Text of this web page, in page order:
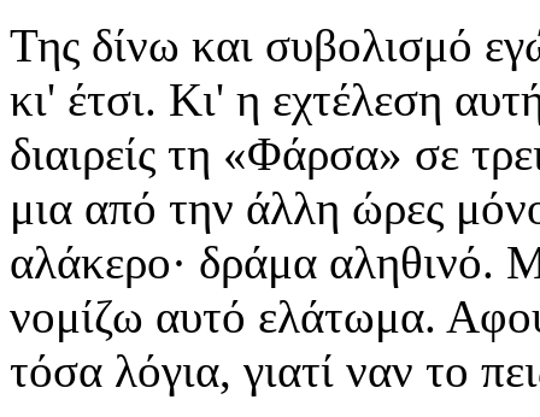
Της δίνω και συβολισμό
κι' έτσι. Κι' η εχτέλεση
διαιρείς τη «Φάρσα» σε
μια από την άλλη ώρες
αλάκερο· δράμα αληθινό.
νομίζω αυτό ελάτωμα.
τόσα λόγια, γιατί ναν το